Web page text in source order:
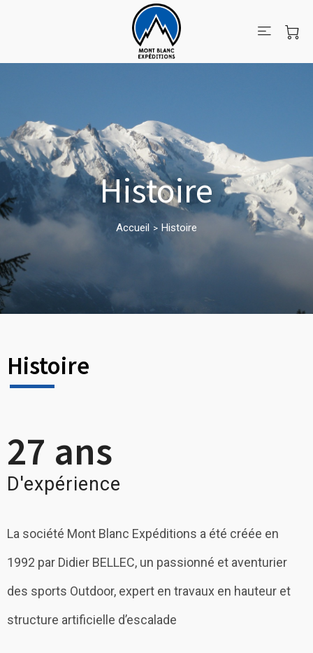
Histoire
Accueil > Histoire
Histoire
27 ans
D'expérience
La société Mont Blanc Expéditions a été créée en
1992 par Didier BELLEC, un passionné et aventurier
des sports Outdoor, expert en travaux en hauteur et
structure artificielle d’escalade